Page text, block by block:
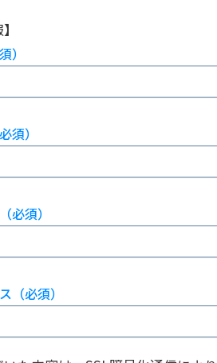
）
須）
必須）
（必須）